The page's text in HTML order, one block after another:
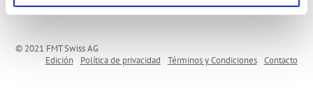
© 2021 FMT Swiss AG
Edición
Política de privacidad Términos y Condiciones Contacto